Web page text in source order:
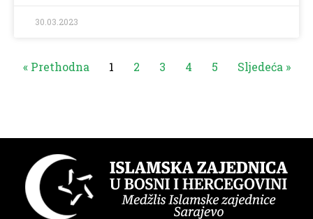
30.03.2023
« Prethodna 1 2 3 4 5 Sljedeća »